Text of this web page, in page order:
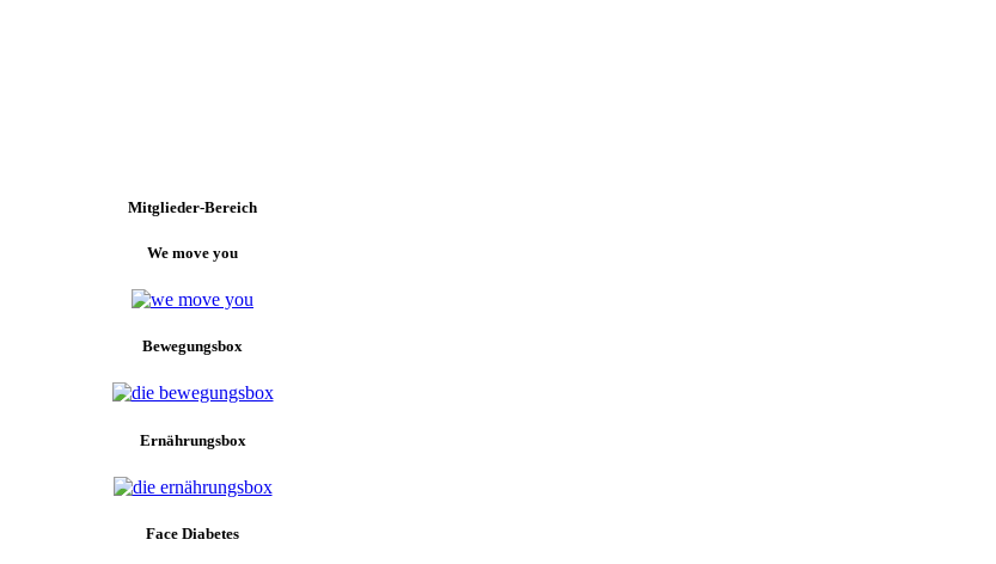
Mitglieder-Bereich
We move you
Bewegungsbox
Ernährungsbox
Face Diabetes